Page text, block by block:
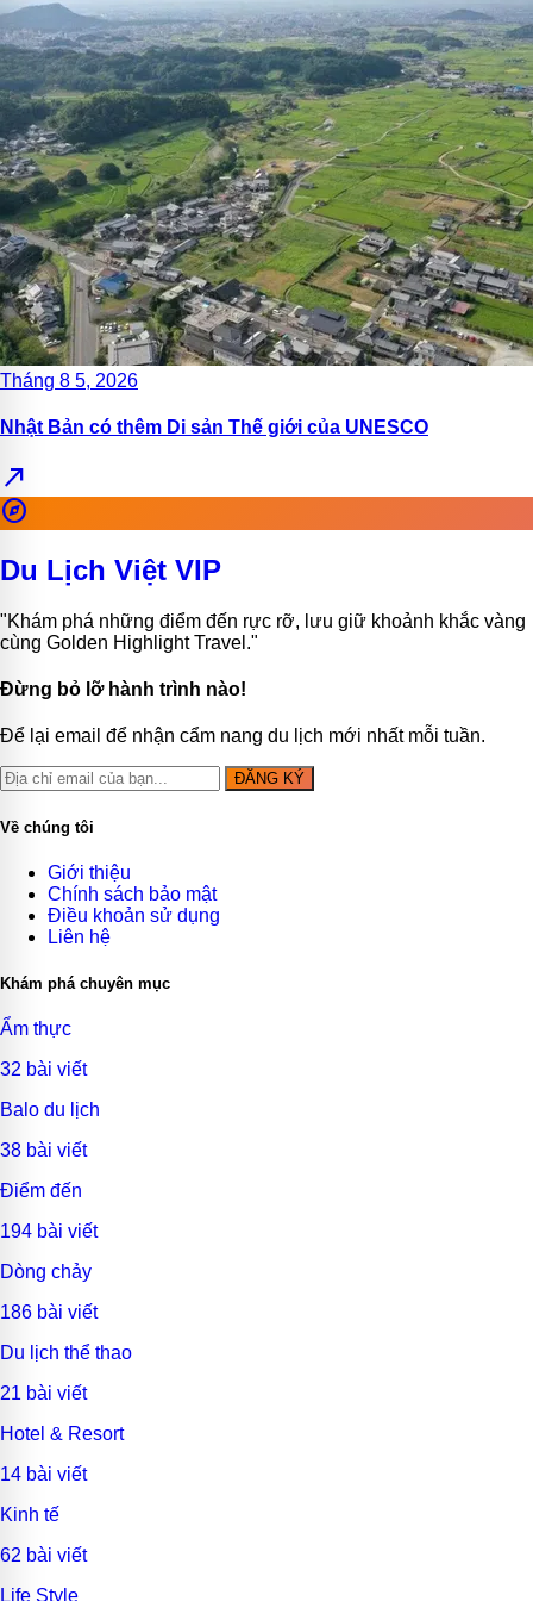
Tháng 8 5, 2026
Nhật Bản có thêm Di sản Thế giới của UNESCO
north_east
explore
Du Lịch Việt VIP
"Khám phá những điểm đến rực rỡ, lưu giữ khoảnh khắc vàng
cùng Golden Highlight Travel."
Đừng bỏ lỡ hành trình nào!
Để lại email để nhận cẩm nang du lịch mới nhất mỗi tuần.
ĐĂNG KÝ
Về chúng tôi
Giới thiệu
Chính sách bảo mật
Điều khoản sử dụng
Liên hệ
Khám phá chuyên mục
Ẩm thực
32 bài viết
Balo du lịch
38 bài viết
Điểm đến
194 bài viết
Dòng chảy
186 bài viết
Du lịch thể thao
21 bài viết
Hotel & Resort
14 bài viết
Kinh tế
62 bài viết
Life Style